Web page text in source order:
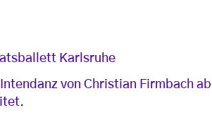
Karlsruhe
von Christian Firmbach ab